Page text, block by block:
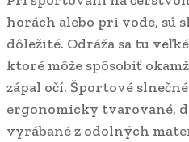
horách alebo pri vode, sú
dôležité. Odráža sa tu
ktoré môže spôsobiť
zápal očí. Športové
ergonomicky tvarované,
vyrábané z odolných